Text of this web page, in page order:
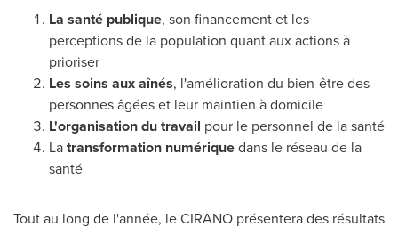
La santé publique, son financement et les
perceptions de la population quant aux actions à
prioriser
Les soins aux aînés, l'amélioration du bien-être des
personnes âgées et leur maintien à domicile
L'organisation du travail pour le personnel de la santé
Latransformation numériquedans le réseau de la
santé
Tout au long de l'année, le CIRANO présentera des résultats